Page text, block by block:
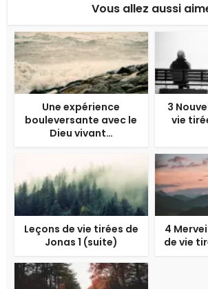
Vous allez aussi
Une expérience
bouleversante avec le
Dieu vivant…
3
vie
Leçons de vie tirées de
Jonas 1 (suite)
4
de vie